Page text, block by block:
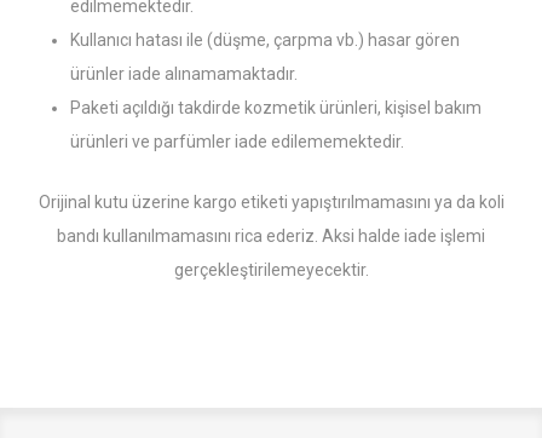
edilmemektedir.
Kullanıcı hatası ile (düşme, çarpma vb.) hasar gören
ürünler iade alınamamaktadır.
Paketi açıldığı takdirde kozmetik ürünleri, kişisel bakım
ürünleri ve parfümler iade edilememektedir.
Orijinal kutu üzerine kargo etiketi yapıştırılmamasını ya da koli
bandı kullanılmamasını rica ederiz. Aksi halde iade işlemi
gerçekleştirilemeyecektir.